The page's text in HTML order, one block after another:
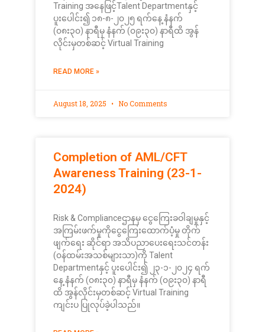
Training အနေဖြင့်Talent Departmentနှင့်
ပူးပေါင်း၍ ၁၈-၈-၂၀၂၅ ရက်နေ့ နံနက်
(၀၈း၃၀) နာရီမှ နံနက် (၀၉း၃၀) နာရီထိ အွန်
လိုင်းမှတစ်ဆင့် Virtual Training
READ MORE »
August 18, 2025 No Comments
Completion of AML/CFT
Awareness Training (23-1-
2024)
Risk & Complianceဌာနမှ ငွေကြေးခဝါချမှုနှင့်
အကြမ်းဖက်မှုကိုငွေကြေးထောက်ပံ့မှု တိုက်
ဖျက်ရေး ဆိုင်ရာ အသိပညာပေးရေးသင်တန်း
(၀န်ထမ်းအသစ်များသာ)ကို Talent
Departmentနှင့် ပူးပေါင်း၍ ၂၃-၁-၂၀၂၄ ရက်
နေ့ နံနက် (၀၈း၃၀) နာရီမှ နံနက် (၀၉း၃၀) နာရီ
ထိ အွန်လိုင်းမှတစ်ဆင့် Virtual Training
ကျင်းပ ပြုလုပ်ခဲ့ပါသည်။